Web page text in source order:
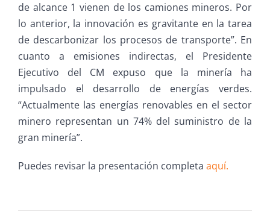
de alcance 1 vienen de los camiones mineros. Por
lo anterior, la innovación es gravitante en la tarea
de descarbonizar los procesos de transporte”. En
cuanto a emisiones indirectas, el Presidente
Ejecutivo del CM expuso que la minería ha
impulsado el desarrollo de energías verdes.
“Actualmente las energías renovables en el sector
minero representan un 74% del suministro de la
gran minería”.
Puedes revisar la presentación completa aquí.